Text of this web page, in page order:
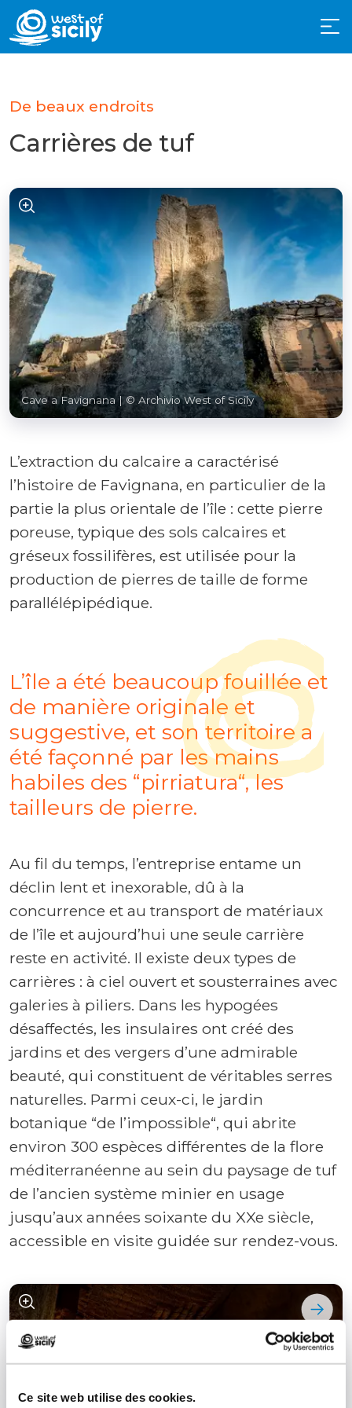
Ce site web utilise des cookies.
De beaux endroits
Carrières de tuf
Cave a Favignana| © Archivio West of Sicily
L’extraction du calcaire a caractérisé
l’histoire de Favignana, en particulier de la
partie la plus orientale de l’île : cette pierre
poreuse, typique des sols calcaires et
gréseux fossilifères, est utilisée pour la
production de pierres de taille de forme
parallélépipédique.
L’île a été beaucoup fouillée et
de manière originale et
suggestive, et son territoire a
été façonné par les mains
habiles des “pirriatura“, les
tailleurs de pierre.
Au fil du temps, l’entreprise entame un
déclin lent et inexorable, dû à la
concurrence et au transport de matériaux
de l’île et aujourd’hui une seule carrière
reste en activité. Il existe deux types de
carrières : à ciel ouvert et sousterraines avec
galeries à piliers. Dans les hypogées
désaffectés, les insulaires ont créé des
jardins et des vergers d’une admirable
beauté, qui constituent de véritables serres
naturelles. Parmi ceux-ci, le jardin
botanique “de l’impossible“, qui abrite
environ 300 espèces différentes de la flore
méditerranéenne au sein du paysage de tuf
de l’ancien système minier en usage
jusqu’aux années soixante du XXe siècle,
accessible en visite guidée sur rendez-vous.